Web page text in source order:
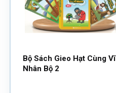
Bộ Sách Gieo Hạt Cùng Vĩ
Nhân Bộ 2